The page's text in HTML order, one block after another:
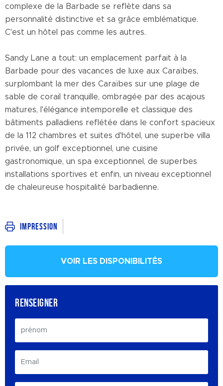
complexe de la Barbade se reflète dans sa
personnalité distinctive et sa grâce emblématique.
C'est un hôtel pas comme les autres.
Sandy Lane a tout: un emplacement parfait à la
Barbade pour des vacances de luxe aux Caraïbes,
surplombant la mer des Caraïbes sur une plage de
sable de corail tranquille, ombragée par des acajous
matures, l'élégance intemporelle et classique des
bâtiments palladiens reflétée dans le confort spacieux
de la 112 chambres et suites d'hôtel, une superbe villa
privée, un golf exceptionnel, une cuisine
gastronomique, un spa exceptionnel, de superbes
installations sportives et enfin, un niveau exceptionnel
de chaleureuse hospitalité barbadienne.
Impression
VOIR LES DISPONIBILITÉS
RENSEIGNER